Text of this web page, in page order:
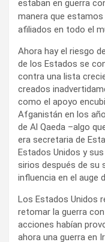
estaban en guerra
manera que estamos
afiliados en todo el
Ahora hay el riesgo
de los Estados se
contra una lista
creados
como el apoyo
Afganistán en los
de Al Qaeda –algo
era secretaria de
Estados Unidos y
sirios después de su
influencia en el auge
Los Estados Unidos
retomar la guerra
acciones habían
ahora una guerra en